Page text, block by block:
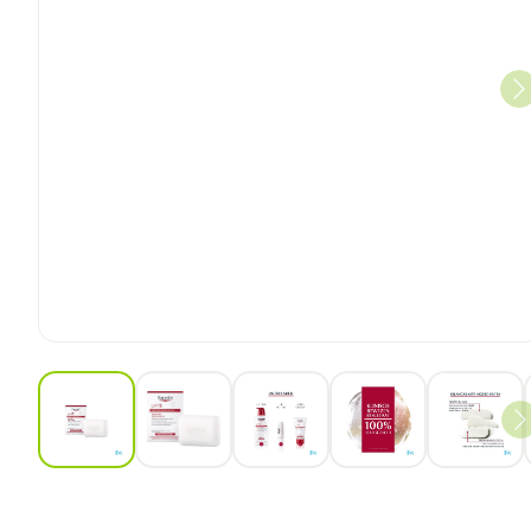
View larger imageView larger imageView larger image
View larger